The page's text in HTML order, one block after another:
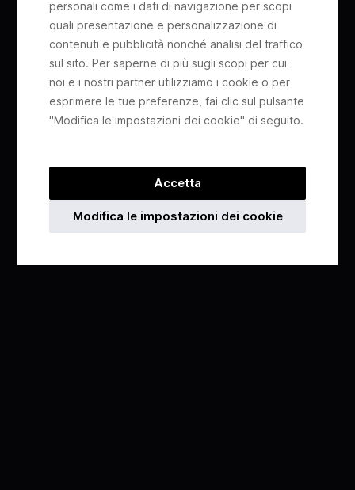
personali come i dati di navigazione per scopi
quali presentazione e personalizzazione di
contenuti e pubblicità nonché analisi del traffico
sul sito. Per saperne di più sugli scopi per cui
noi e i nostri partner utilizziamo i cookie o per
esprimere le tue preferenze, fai clic sul pulsante
"Modifica le impostazioni dei cookie" di seguito.
Accetta
Modifica le impostazioni dei cookie